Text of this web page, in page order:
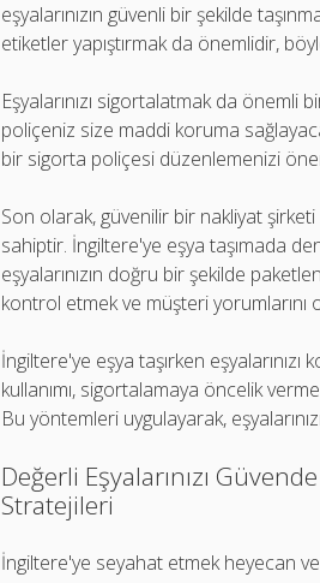
eşyalarınızın güvenli bir şekilde
etiketler yapıştırmak da önemlidir,
Eşyalarınızı sigortalatmak da önemli
poliçeniz size maddi koruma
bir sigorta poliçesi düzenlemenizi
Son olarak, güvenilir bir nakliyat
sahiptir. İngiltere'ye eşya taşımada
eşyalarınızın doğru bir şekilde
kontrol etmek ve müşteri yorumlarını
İngiltere'ye eşya taşırken
kullanımı, sigortalamaya öncelik
Bu yöntemleri uygulayarak,
Değerli Eşyalarınızı
Stratejileri
İngiltere'ye seyahat etmek heyecan